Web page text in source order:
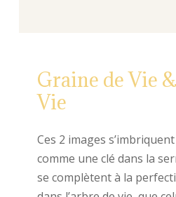
Graine de Vie
Vie
Ces 2 images
comme une clé dans la
se complètent à la